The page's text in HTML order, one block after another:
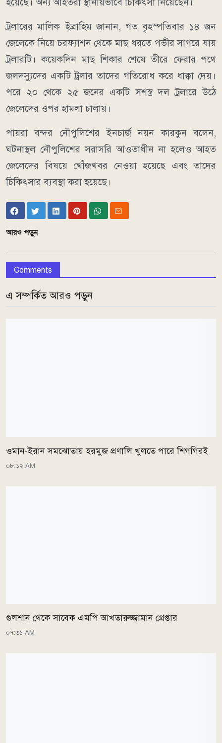
ট্রলারের মালিক ইব্রাহিম জানান, গত বৃহস্পতিবার ১৪ জন
জেলেকে নিয়ে চরফ্যাশন থেকে মাছ ধরতে গভীর সাগরে যায়
ট্রলারটি। কয়েকদিন মাছ শিকার শেষে তীরে ফেরার পথে
জলদস্যুদের একটি ট্রলার তাদের গতিরোধ করে ধাক্কা দেয়।
পরে ২০ থেকে ২৫ জনের একটি সশস্ত্র দল ট্রলারে উঠে
জেলেদের ওপর হামলা চালায়।
পায়রা বন্দর নৌপুলিশের ইনচার্জ নয়ন কারকুন বলেন,
ঘটনাস্থল নৌপুলিশের সরাসরি আওতাধীন না হলেও আহত
জেলেদের বিষয়ে খোঁজখবর নেওয়া হয়েছে এবং তাদের
চিকিৎসার ব্যবস্থা করা হয়েছে।
আরও পড়ুন
Comments
এ সম্পর্কিত আরও পড়ুন
ওমান-ইরান সমঝোতায় হরমুজ প্রণালি খুলতে পারে শিগগিরই
০৮:১২ AM
গুলশান থেকে সাবেক এমপি আখতারুজ্জামান গ্রেপ্তার
০৭:৩১ AM